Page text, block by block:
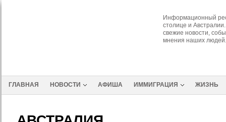
Информационный
столице и
свежие новости,
мнения наших людей.
ГЛАВНАЯ НОВОСТИ АФИША ИММИГРАЦИЯ ЖИЗНЬ